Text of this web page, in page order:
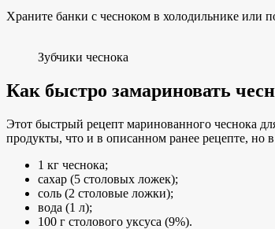
Храните банки с чесноком в холодильнике или
Зубчики чеснока
Как быстро замариновать
Этот быстрый рецепт маринованного чеснока
продукты, что и в описанном ранее рецепте, но
1 кг чеснока;
сахар (5 столовых ложек);
соль (2 столовые ложки);
вода (1 л);
100 г столового уксуса (9%).